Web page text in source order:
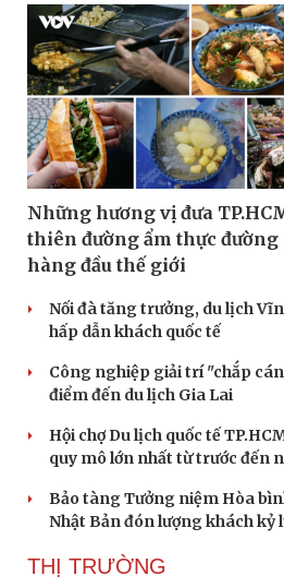
Những hương vị đưa
thiên đường ẩm thực đường
hàng đầu thế giới
Nối đà tăng trưởng, du lịch
hấp dẫn khách quốc tế
Công nghiệp giải trí "chắp
điểm đến du lịch Gia Lai
Hội chợ Du lịch quốc tế
quy mô lớn nhất từ trước đến
Bảo tàng Tưởng niệm Hòa
Nhật Bản đón lượng khách kỷ
THỊ TRƯỜNG